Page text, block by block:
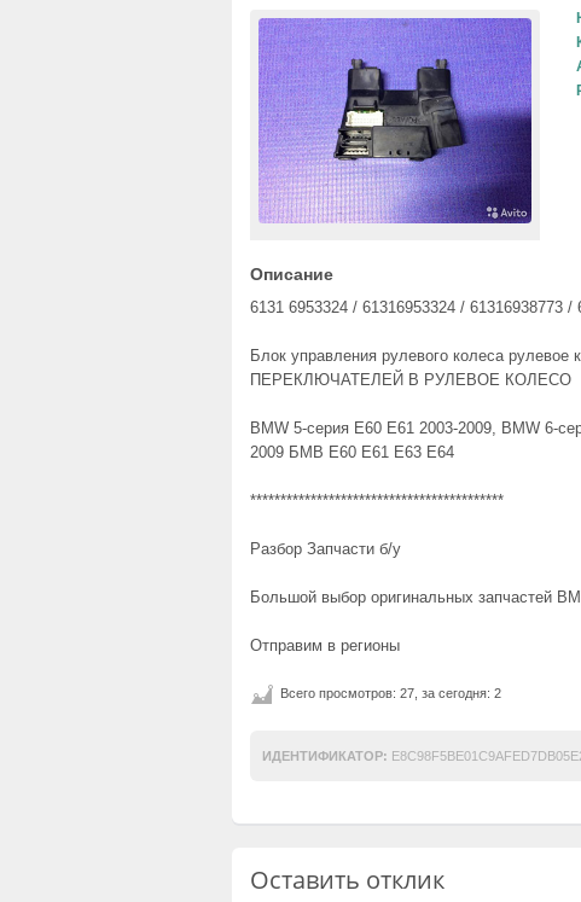
Описание
6131 6953324 / 61316953324 / 61316938773 /
Блок управления рулевого колеса
ПЕРЕКЛЮЧАТЕЛЕЙ В РУЛЕВОЕ КОЛЕСО
BMW 5-серия E60 E61 2003-2009, BMW 6-
2009 БМВ Е60 Е61 Е63 Е64
******************************************
Разбор Запчасти б/у
Большой выбор оригинальных запчастей
Отправим в регионы
Всего просмотров: 27, за сегодня: 2
ИДЕНТИФИКАТОР:
Оставить отклик